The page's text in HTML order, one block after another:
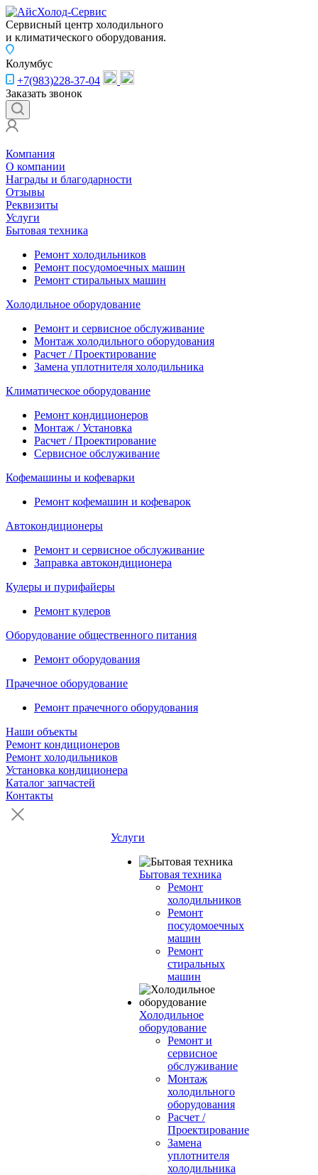
Сервисный центр холодильного
и климатического оборудования.
Колумбус
+7(983)228-37-04
Заказать звонок
Компания
О компании
Награды и благодарности
Отзывы
Реквизиты
Услуги
Бытовая техника
Ремонт холодильников
Ремонт посудомоечных машин
Ремонт стиральных машин
Холодильное оборудование
Ремонт и сервисное обслуживание
Монтаж холодильного оборудования
Расчет / Проектирование
Замена уплотнителя холодильника
Климатическое оборудование
Ремонт кондиционеров
Монтаж / Установка
Расчет / Проектирование
Сервисное обслуживание
Кофемашины и кофеварки
Ремонт кофемашин и кофеварок
Автокондиционеры
Ремонт и сервисное обслуживание
Заправка автокондиционера
Кулеры и пурифайеры
Ремонт кулеров
Оборудование общественного питания
Ремонт оборудования
Прачечное оборудование
Ремонт прачечного оборудования
Наши объекты
Ремонт кондиционеров
Ремонт холодильников
Установка кондиционера
Каталог запчастей
Контакты
Услуги
Бытовая техника
Ремонт
холодильников
Ремонт
посудомоечных
машин
Ремонт
стиральных
машин
Холодильное
оборудование
Ремонт и
сервисное
обслуживание
Монтаж
холодильного
оборудования
Расчет /
Проектирование
Замена
уплотнителя
холодильника